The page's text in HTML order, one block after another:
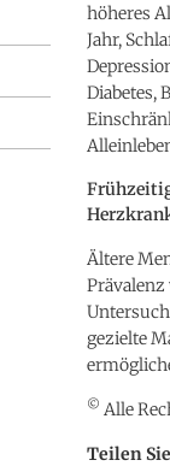
höheres
Jahr,
Diabetes,
Ältere
Prävalenz
gezielte
© Alle
Teilen